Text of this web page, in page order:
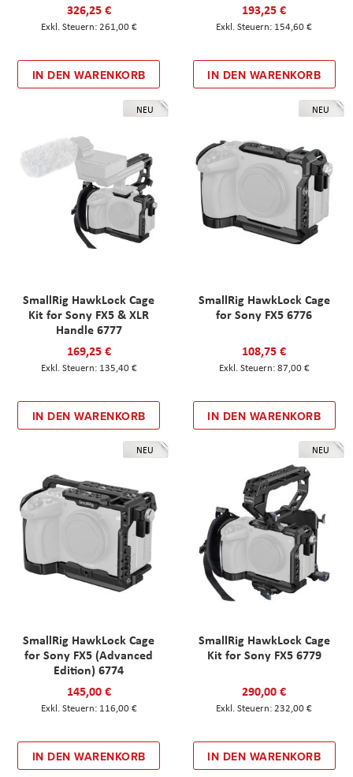
326,25 €
261,00 €
IN DEN WARENKORB
193,25 €
154,60 €
IN DEN WARENKORB
NEU
SmallRig HawkLock Cage
Kit for Sony FX5 & XLR
Handle 6777
169,25 €
135,40 €
IN DEN WARENKORB
NEU
SmallRig HawkLock Cage
for Sony FX5 6776
108,75 €
87,00 €
IN DEN WARENKORB
NEU
SmallRig HawkLock Cage
for Sony FX5 (Advanced
Edition) 6774
145,00 €
116,00 €
IN DEN WARENKORB
NEU
SmallRig HawkLock Cage
Kit for Sony FX5 6779
290,00 €
232,00 €
IN DEN WARENKORB